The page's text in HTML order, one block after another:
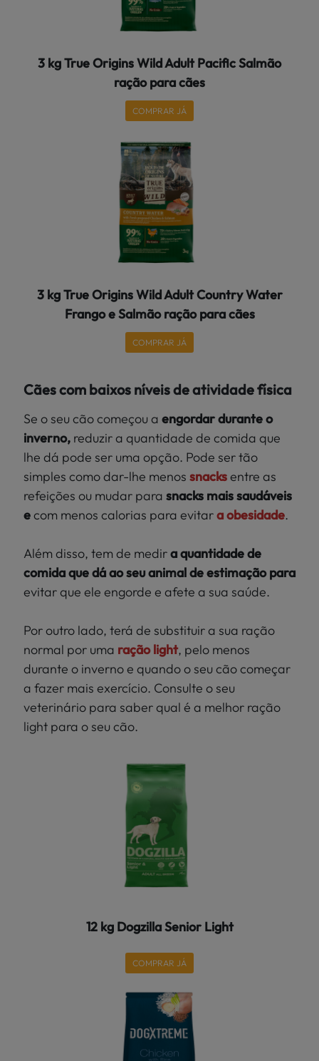
3 kg True Origins Wild Adult Country Water
Frango e Salmão ração para cães
COMPRAR JÁ
3 kg True Origins Wild Adult Pacific Salmão
ração para cães
COMPRAR JÁ
Cães com baixos níveis de atividade física
Se o seu cão começou a engordar durante o
inverno, reduzira quantidade de comida que
lhe dá pode ser uma opção. Pode ser tão
simples como dar-lhe menos snacksentre as
refeições ou mudar para snacks mais saudáveis
ecom menos calorias para evitara obesidade.
Além disso, tem de medira quantidade de
comida que dá ao seu animal de estimação para
evitar que ele engorde e afete a sua saúde.
Por outro lado, terá de substituir a sua ração
normal por uma ração light, pelo menos
durante o inverno e quando o seu cão começar
a fazer mais exercício. Consulte o seu
veterinário para saber qual é a melhor ração
light para o seu cão.
12 kg Dogzilla Senior Light
COMPRAR JÁ